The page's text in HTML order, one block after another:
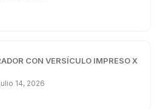
CON VERSÍCULO IMPRESO X
julio 14, 2026